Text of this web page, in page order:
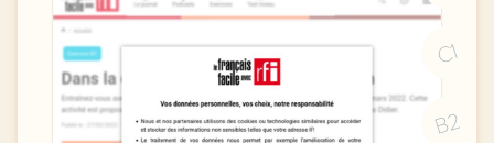
C1
B2